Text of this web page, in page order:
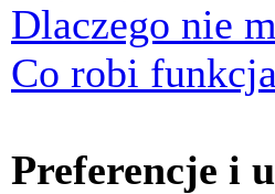
Dlaczego nie
Co robi
Preferencje i